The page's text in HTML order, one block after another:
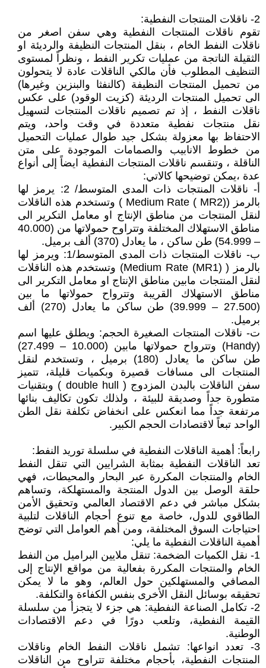
2- ناقلات المنتجات النفطية:
تقوم ناقلات المنتجات النفطية وهي سفن اصغر من
ناقلات النفط الخام ، بنقل المنتجات النظيفة والرديئة او
الثقيلة الناتجة من عمليات تكرير النفط ، ونظراً لمستوى
التنظيف المطلوب فأن مالكي الناقلات عادة لا يتحولون
من تحميل المنتجات النظيفة (كالنفثا والبنزين وغيرها)
الى تحميل المنتجات الرديئة (كزيت الوقود) على عكس
ناقلات النفط ، إذ تم تصميم ناقلات المنتجات لتسهيل
نقل منتجات نفطية متعددة في وقت واحد، ويتم
الاحتفاظ بها معزولة بشكل جيد طوال عمليات التحميل
من خطوط الانابيب والصمامات الموجودة على متن
الناقلة ، وتنقسم ناقلات المنتجات النفطية ايضاً إلى أنواع
عدة ،يمكن توضيحها كالاتي:
أ‌- ناقلات المنتجات ذات المدى المتوسط/ 2: يرمز لها
بالرمز ((MR2 ) Medium Rate ) وتستخدم هذه الناقلات
لنقل المنتجات من مناطق الإنتاج او معامل التكرير الى
مناطق الاستهلاك المختلفة وتتراوح حمولاتها من (40.000
– 54.999) طن ساكن ، ما يعادل (370) ألف برميل.
ب‌- ناقلات المنتجات ذات المدى المتوسط/1: ويرمز لها
بالرمز ( Medium Rate (MR1)) وتستخدم هذه الناقلات
لنقل المنتجات مابين مناطق الإنتاج او معامل التكرير الى
مناطق الاستهلاك القريبة وتترواح حمولاتها ما بين
(27.500 – 39.999) طن ساكن ما يعادل (270) ألف
برميل.
ت‌- ناقلات المنتجات الصغيرة الحجم: ويطلق عليها اسم
(Handy) وتترواح حمولاتها مابين (10.000 – 27.499)
طن ساكن ما يعادل (180) برميل ، وتستخدم لنقل
المنتجات الى مسافات قصيرة وبكميات قليلة، تتميز
سفن الناقلات بالبدن المزدوج ( double hull ) وبتقنيات
متطورة جداً وصديقة للبيئة ، ولذلك تكون تكاليف بنائها
مرتفعة جداً مما انعكس على انخفاض تكلفة نقل الطن
الواحد تبعاً لاقتصادات الحجم الكبير.
رابعاً: أهمية الناقلات النفطية في سلسلة توريد النفط:
تعد الناقلات النفطية بمثابة الشرايين التي تنقل النفط
الخام والمنتجات المكررة عبر البحار والمحيطات، فهي
حلقة الوصل بين الدول المنتجة والمستهلكة، وتساهم
بشكل مباشر في دعم الاقتصاد العالمي وتحقيق الأمن
الطاقوي للدول، خاصة مع تنوع أحجام الناقلات لتلبية
احتياجات السوق المختلفة، ومن أهم العوامل التي توضح
أهمية الناقلات النفطية ما يلي:
1- نقل الكميات الضخمة: تنقل ملايين البراميل من النفط
الخام والمنتجات المكررة بفعالية من مواقع الإنتاج إلى
المصافي والمستهلكين حول العالم، وهو ما لا يمكن
تحقيقه بوسائل النقل الأخرى بنفس الكفاءة والتكلفة.
2- تكامل الصناعة النفطية: هي جزء لا يتجزأ من سلسلة
القيمة النفطية، وتلعب دورًا في دعم الاقتصادات
الوطنية.
3- تعدد انواعها: تشمل ناقلات النفط الخام وناقلات
المنتجات النفطية، بأحجام مختلفة تتراوح من الناقلات